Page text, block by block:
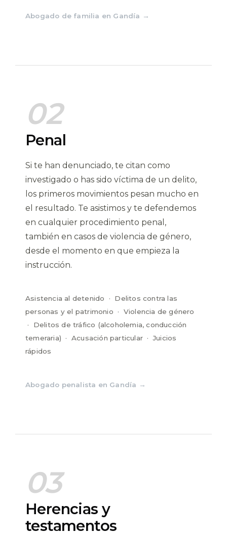
Abogado de familia en Gandía →
02
Penal
Si te han denunciado, te citan como
investigado o has sido víctima de un delito,
los primeros movimientos pesan mucho en
el resultado. Te asistimos y te defendemos
en cualquier procedimiento penal,
también en casos de violencia de género,
desde el momento en que empieza la
instrucción.
Asistencia al detenido · Delitos contra las
personas y el patrimonio · Violencia de género
· Delitos de tráfico (alcoholemia, conducción
temeraria) · Acusación particular · Juicios
rápidos
Abogado penalista en Gandía →
03
Herencias y
testamentos